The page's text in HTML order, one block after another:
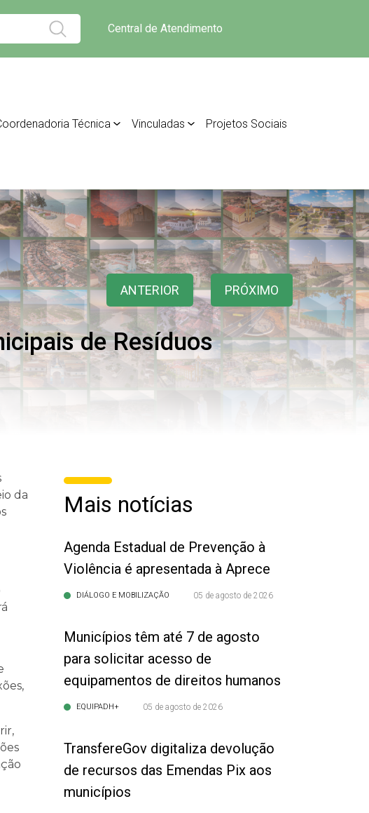
Central de Atendimento
Técnica Vinculadas Projetos Sociais
ANTERIOR PRÓXIMO
de Resíduos
da
Mais notícias
Agenda Estadual de Prevenção à
Violência é apresentada à Aprece
DIÁLOGO E MOBILIZAÇÃO 05 de agosto de 2026
Municípios têm até 7 de agosto
para solicitar acesso de
equipamentos de direitos humanos
EQUIPADH+ 05 de agosto de 2026
TransfereGov digitaliza devolução
de recursos das Emendas Pix aos
municípios